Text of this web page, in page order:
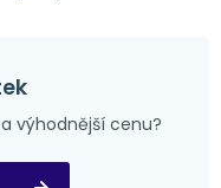
výhodnější cenu?